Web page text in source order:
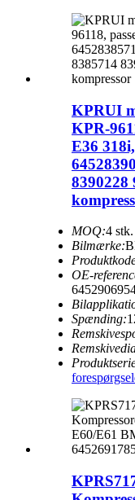
KPRUI
KPR-
E36
8390228
MOQ:4 stk.
Bilmærke:
OE-
Spænding:
forespørgsel